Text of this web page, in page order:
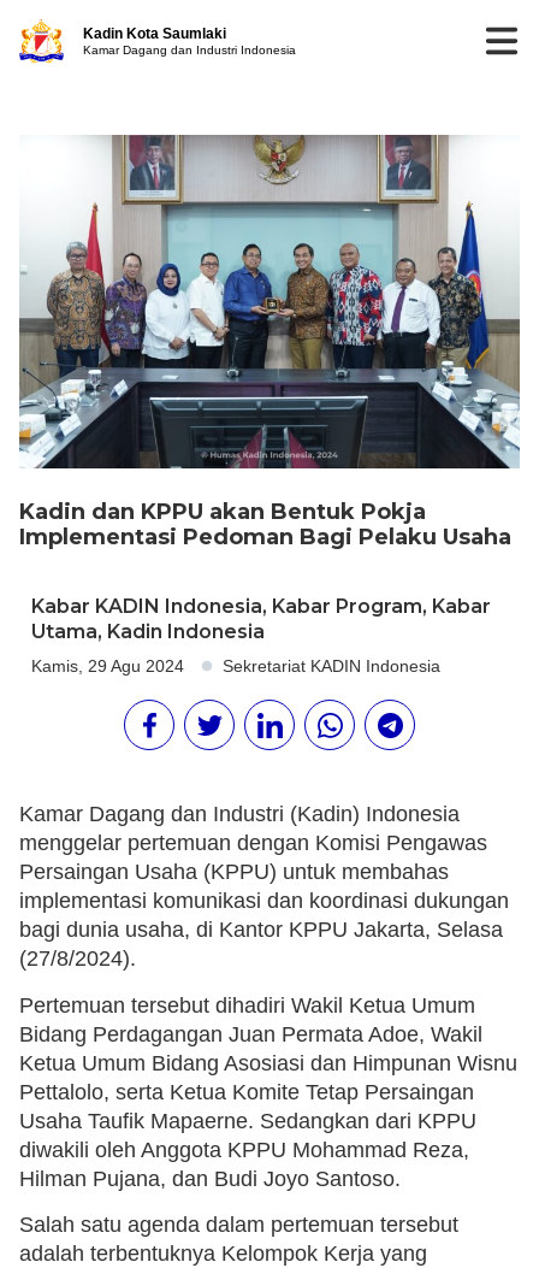
Kadin Kota Saumlaki
Kamar Dagang dan Industri Indonesia
Kadin dan KPPU akan Bentuk Pokja
Implementasi Pedoman Bagi Pelaku Usaha
Kabar KADIN Indonesia, Kabar Program, Kabar
Utama, Kadin Indonesia
Kamis, 29 Agu 2024 Sekretariat KADIN Indonesia
Kamar Dagang dan Industri (Kadin) Indonesia
menggelar pertemuan dengan Komisi Pengawas
Persaingan Usaha (KPPU) untuk membahas
implementasi komunikasi dan koordinasi dukungan
bagi dunia usaha, di Kantor KPPU Jakarta, Selasa
(27/8/2024).
Pertemuan tersebut dihadiri Wakil Ketua Umum
Bidang Perdagangan Juan Permata Adoe, Wakil
Ketua Umum Bidang Asosiasi dan Himpunan Wisnu
Pettalolo, serta Ketua Komite Tetap Persaingan
Usaha Taufik Mapaerne. Sedangkan dari KPPU
diwakili oleh Anggota KPPU Mohammad Reza,
Hilman Pujana, dan Budi Joyo Santoso.
Salah satu agenda dalam pertemuan tersebut
adalah terbentuknya Kelompok Kerja yang